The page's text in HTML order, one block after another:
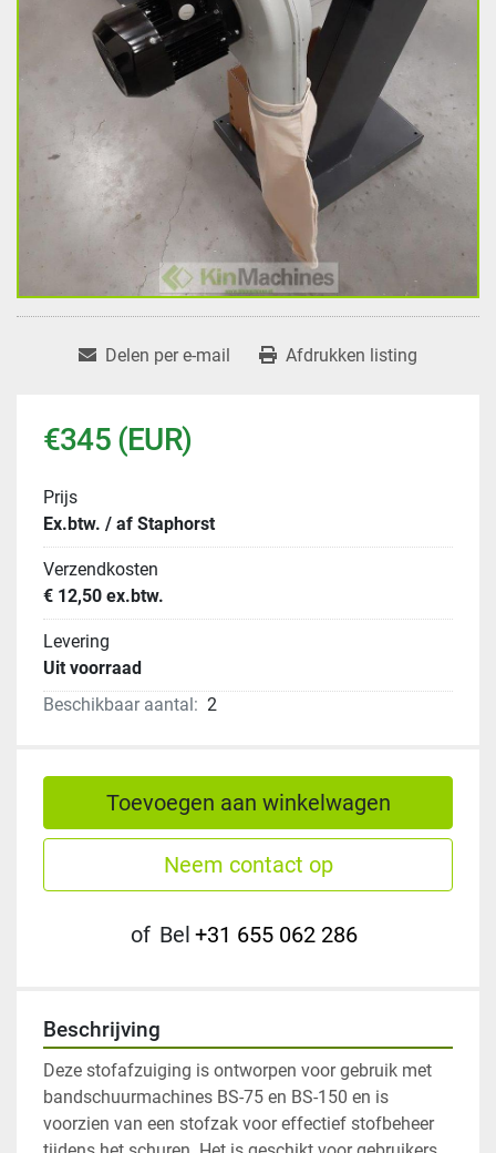
Delen per e-mail Afdrukken listing
€345 (EUR)
Prijs
Ex.btw. / af Staphorst
Verzendkosten
€ 12,50 ex.btw.
Levering
Uit voorraad
Beschikbaar aantal: 2
Toevoegen aan winkelwagen
Neem contact op
of Bel +31 655 062 286
Beschrijving
Deze stofafzuiging is ontworpen voor gebruik met
bandschuurmachines BS-75 en BS-150 en is
voorzien van een stofzak voor effectief stofbeheer